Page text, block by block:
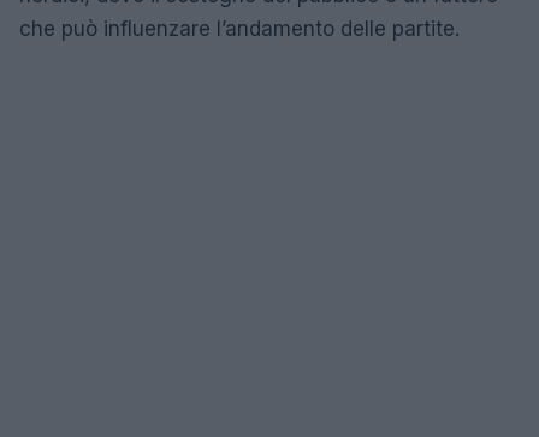
che può influenzare l’andamento delle partite.